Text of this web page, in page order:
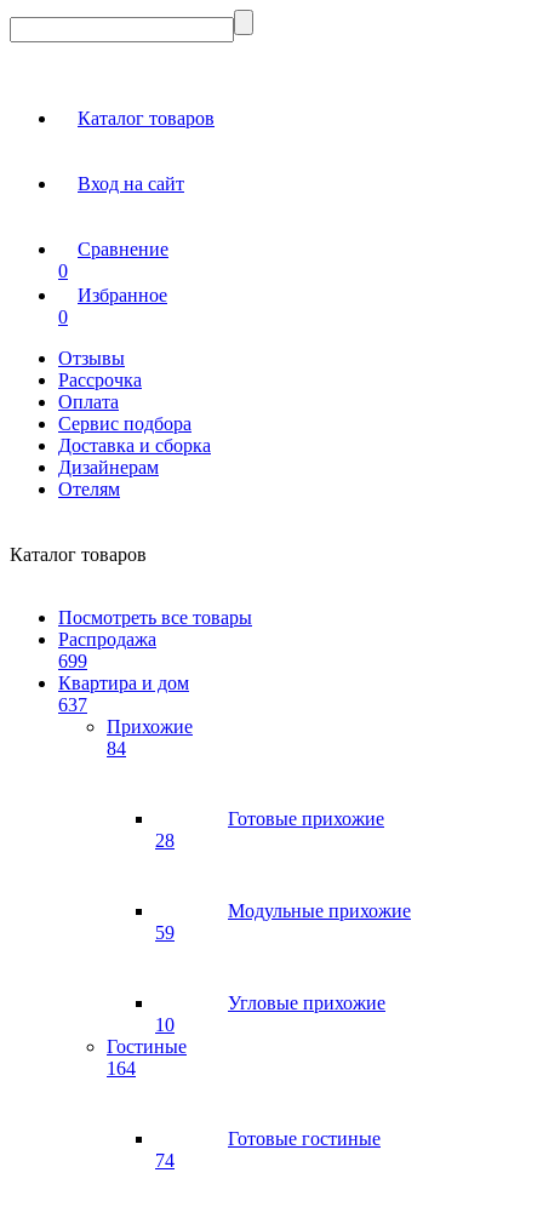
Каталог товаров
Вход на сайт
Сравнение
0
Избранное
0
Отзывы
Рассрочка
Оплата
Сервис подбора
Доставка и сборка
Дизайнерам
Отелям
Каталог товаров
Посмотреть все товары
Распродажа
699
Квартира и дом
637
Прихожие
84
Готовые прихожие
28
Модульные прихожие
59
Угловые прихожие
10
Гостиные
164
Готовые гостиные
74